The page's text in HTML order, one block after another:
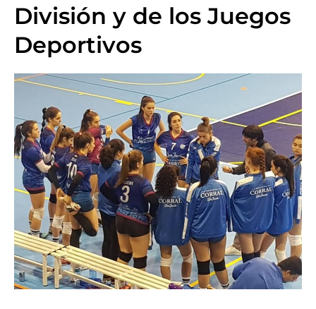
División y de los Juegos
Deportivos